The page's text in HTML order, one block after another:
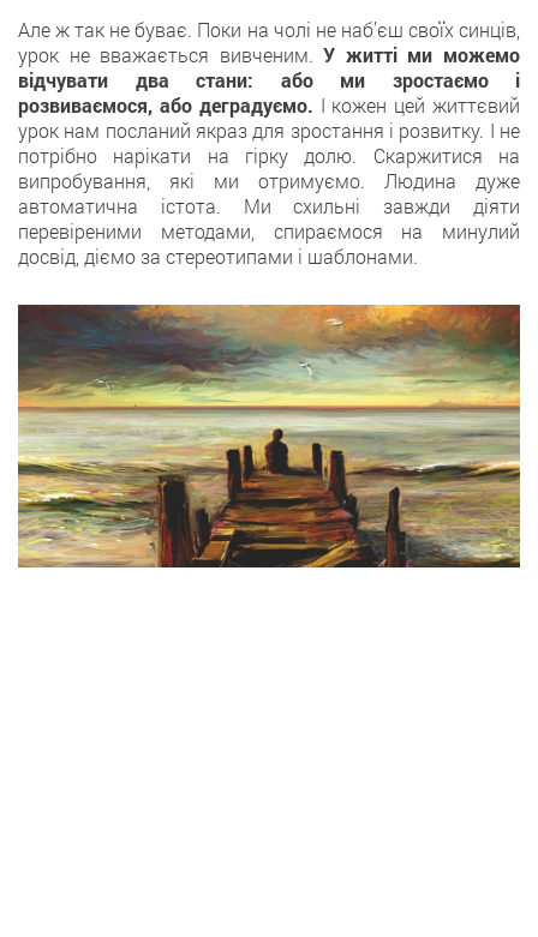
Але ж так не буває. Поки на чолі не наб’єш своїх синців,
урок не вважається вивченим.У житті ми можемо
відчувати два стани: або ми зростаємо і
розвиваємося, або деградуємо. І кожен цей життєвий
урок нам посланий якраз для зростання і розвитку. І не
потрібно нарікати на гірку долю. Скаржитися на
випробування, які ми отримуємо. Людина дуже
автоматична істота. Ми схильні завжди діяти
перевіреними методами, спираємося на минулий
досвід, діємо за стереотипами і шаблонами.